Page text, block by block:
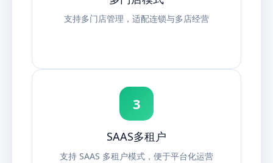
支持多门店管理，适配连锁与多店经营
3
SAAS多租户
支持 SAAS 多租户模式，便于平台化运营